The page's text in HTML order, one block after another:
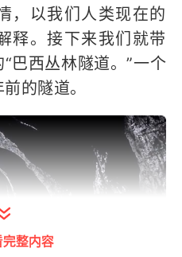
，以我们人类现在的
释。接下来我们就带
巴西丛林隧道。”一个
的隧道。
整内容